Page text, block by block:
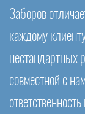
Заборов
каждому
нестандартных
совместной с